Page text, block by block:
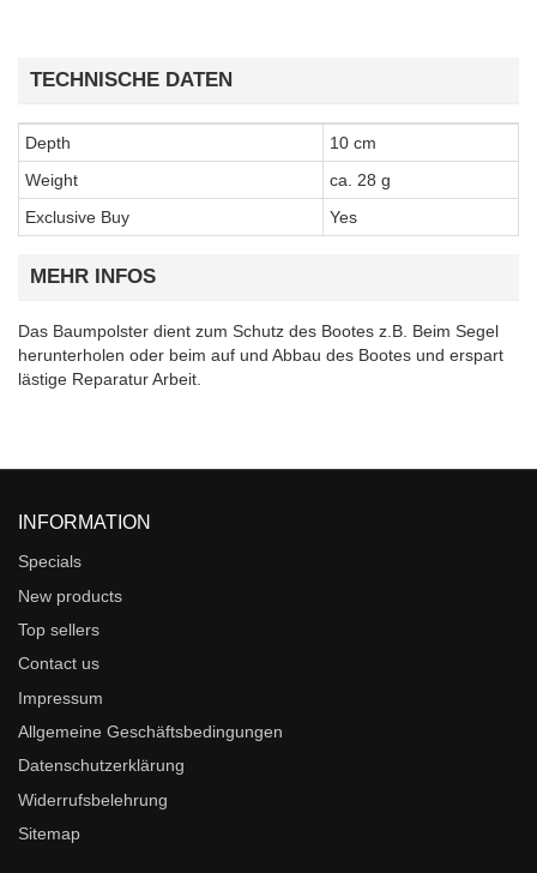
TECHNISCHE DATEN
Depth
10 cm
Weight
ca. 28 g
Exclusive Buy
Yes
MEHR INFOS
Das Baumpolster dient zum Schutz des Bootes z.B. Beim Segel
herunterholen oder beim auf und Abbau des Bootes und erspart
lästige Reparatur Arbeit.
INFORMATION
Specials
New products
Top sellers
Contact us
Impressum
Allgemeine Geschäftsbedingungen
Datenschutzerklärung
Widerrufsbelehrung
Sitemap